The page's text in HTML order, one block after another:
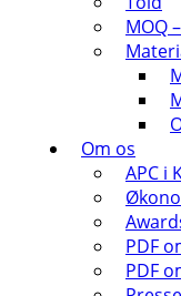
MOQ
Om os
APC i
PDF
PDF